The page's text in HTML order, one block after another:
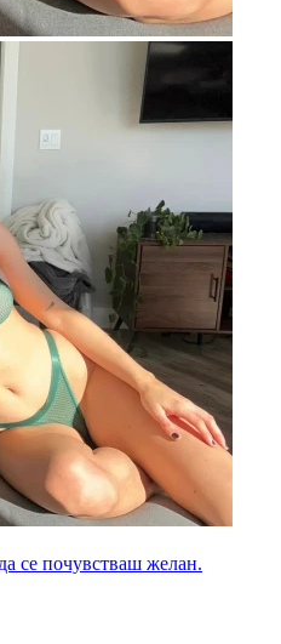
се почувстваш желан.